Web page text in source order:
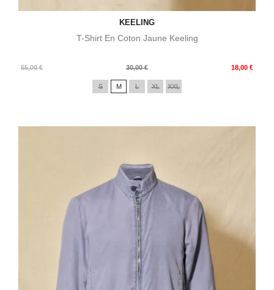
KEELING
T-Shirt En Coton Jaune Keeling
55,00 €
Prix
30,00 € 18,00 €
Prix
S M L XL XXL